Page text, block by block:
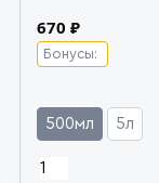
670 ₽
Бонусы:
500мл 5л